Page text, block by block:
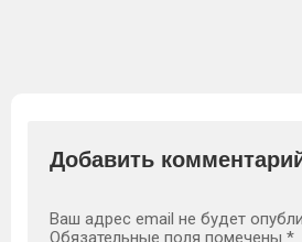
Добавить
Ваш адрес email не будет
Обязательные поля помечены *